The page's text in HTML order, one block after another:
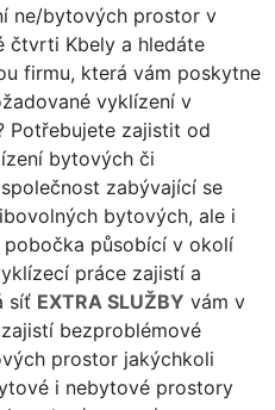
ne/bytových prostor v
čtvrti Kbely a hledáte
firmu, která vám poskytne
vyklízení v
Potřebujete zajistit od
bytových či
zabývající se
bytových, ale i
působící v okolí
práce zajistí a
síť EXTRA SLUŽBY vám v
bezproblémové
prostor jakýchkoli
i nebytové prostory